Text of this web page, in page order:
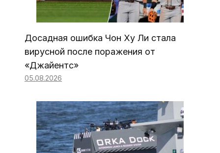
Досадная ошибка Чон Ху Ли стала
вирусной после поражения от
«Джайентс»
05.08.2026